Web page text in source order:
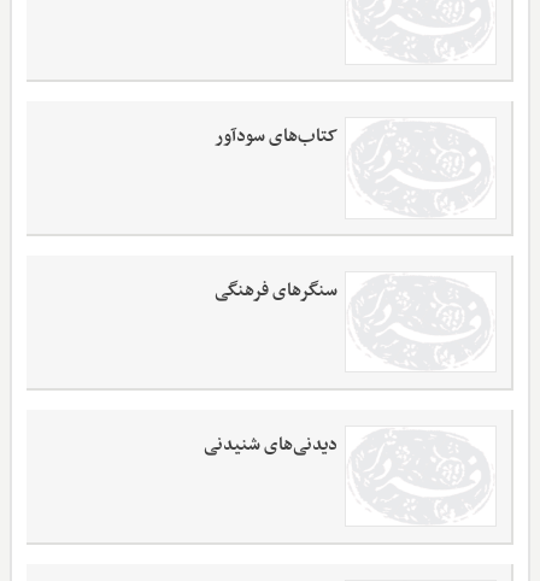
کتاب‌های سودآور
سنگرهای فرهنگی
دیدنی‌های شنیدنی